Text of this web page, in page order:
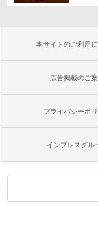
本サイトのご利用
広告掲載のご
プライバシーポ
インプレスグル